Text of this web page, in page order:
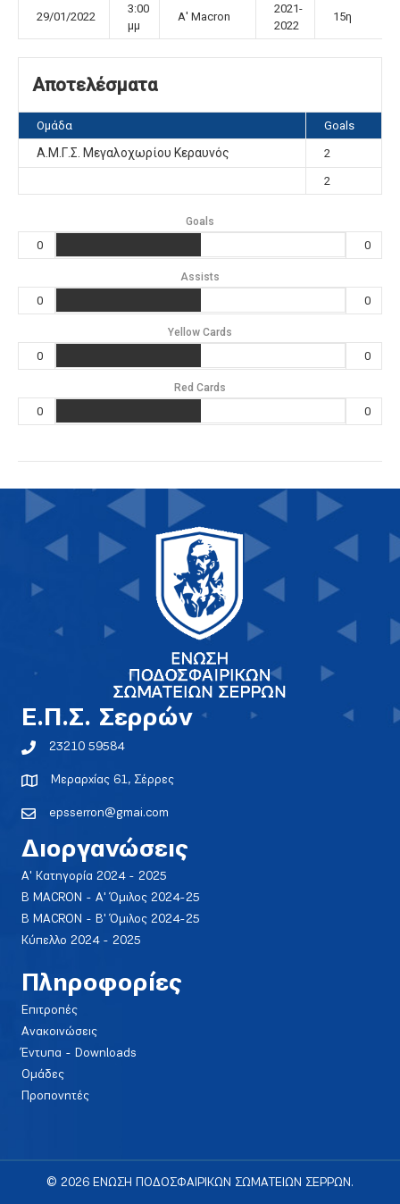
29/01/2022
3:00
μμ
Α' Macron
2021-
2022
15η
Αποτελέσματα
Ομάδα Goals
Α.Μ.Γ.Σ. Μεγαλοχωρίου Κεραυνός 2
2
Goals
0 0
Assists
0 0
Yellow Cards
0 0
Red Cards
0 0
E.Π.Σ. Σερρών
23210 59584
Μεραρχίας 61, Σέρρες
epsserron@gmai.com
Διοργανώσεις
Α' Κατηγορία 2024 - 2025
Β MACRON - Α' Όμιλος 2024-25
Β MACRON - Β' Όμιλος 2024-25
Κύπελλο 2024 - 2025
Πληροφορίες
Επιτροπές
Ανακοινώσεις
Έντυπα - Downloads
Ομάδες
Προπονητές
© 2026 ΕΝΩΣΗ ΠΟΔΟΣΦΑΙΡΙΚΩΝ ΣΩΜΑΤΕΙΩΝ ΣΕΡΡΩΝ.